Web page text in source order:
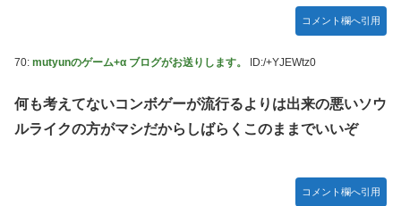
コメント欄へ引用
70: mutyunのゲーム+α ブログがお送りします。 ID:/+YJEWtz0
何も考えてないコンボゲーが流行るよりは出来の悪いソウ
ルライクの方がマシだからしばらくこのままでいいぞ
コメント欄へ引用